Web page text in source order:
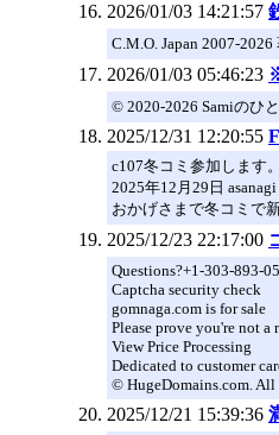
2026/01/03 14:21:57
C.M.O. Japan 2007-
2026/01/03 05:46:23
© 2020-2026 Samiのひ
2025/12/31 12:20:55
c107冬コミ参加します。
2025年12月29日 asanagi
おかげさまで冬コミで
2025/12/23 22:17:00
Questions?+1-303-893-
Captcha security check
gomnaga.com is for sale
Please prove you're not a
View Price Processing
Dedicated to customer
© HugeDomains.com. All
2025/12/21 15:39:36